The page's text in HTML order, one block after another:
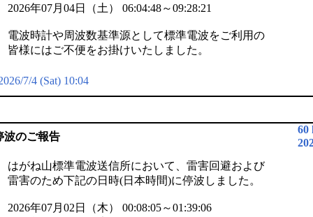
2026年07月04日（土） 06:04:48～09:28:21
電波時計や周波数基準源として標準電波をご利用の
皆様にはご不便をお掛けいたしました。
7/4 (Sat) 10:04
波のご報告
60
はがね山標準電波送信所において、雷害回避および
雷害のため下記の日時(日本時間)に停波しました。
2026年07月02日（木） 00:08:05～01:39:06